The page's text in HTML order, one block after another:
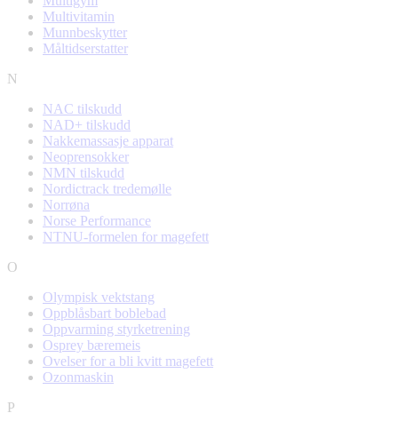
Multivitamin
Munnbeskytter
Måltidserstatter
N
NAC tilskudd
NAD+ tilskudd
Nakkemassasje apparat
Neoprensokker
NMN tilskudd
Nordictrack tredemølle
Norrøna
Norse Performance
NTNU-formelen for magefett
O
Olympisk vektstang
Oppblåsbart boblebad
Oppvarming styrketrening
Osprey bæremeis
Ovelser for a bli kvitt magefett
Ozonmaskin
P